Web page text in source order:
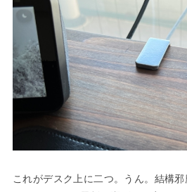
これがデスク上に二つ。うん。結構